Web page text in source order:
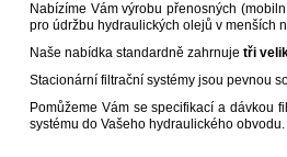
Nabízíme Vám výrobu přenosných
pro údržbu hydraulických olejů v menších
Naše nabídka standardně zahrnuje tři
Stacionární filtrační systémy jsou pevnou
Pomůžeme Vám se specifikací a dávkou
systému do Vašeho hydraulického obvodu.